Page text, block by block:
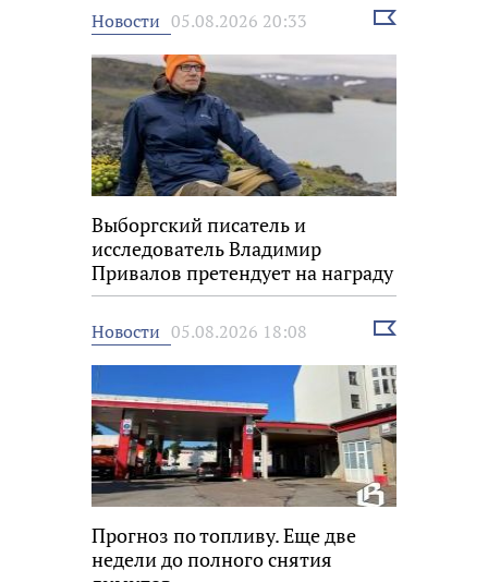
Новости 05.08.2026 20:33
Выбрать
Выборгский писатель и
исследователь Владимир
Привалов претендует на награду
«Знание.Премия»
Новости 05.08.2026 18:08
Выбрать
Прогноз по топливу. Еще две
недели до полного снятия